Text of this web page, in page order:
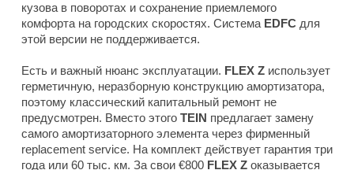
кузова в поворотах и сохранение приемлемого
комфорта на городских скоростях. Система EDFC для
этой версии не поддерживается.
Есть и важный нюанс эксплуатации. FLEX Z использует
герметичную, неразборную конструкцию амортизатора,
поэтому классический капитальный ремонт не
предусмотрен. Вместо этого TEIN предлагает замену
самого амортизаторного элемента через фирменный
replacement service. На комплект действует гарантия три
года или 60 тыс. км. За свои €800 FLEX Z оказывается